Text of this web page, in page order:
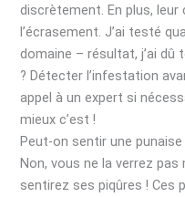
discrètement. En plus,
l’écrasement. J’ai testé
domaine – résultat, j’ai dû
? Détecter l’infestation
appel à un expert si
mieux c’est !
Peut-on sentir une
Non, vous ne la verrez
sentirez ses piqûres ! Ces